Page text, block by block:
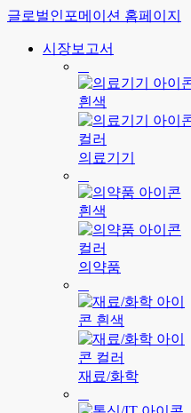
글로벌인포메이션 홈페이지
시장보고서
의료기기
의약품
재료/화학